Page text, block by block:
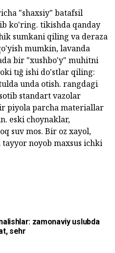
"shaxsiy" batafsil
ko'ring. tikishda qanday
sumkani qiling va deraza
mumkin, lavanda
bir "xushbo'y" muhitni
tığ ishi do'stlar qiling:
unda otish. rangdagi
standart vazolar
piyola parcha materiallar
eski choynaklar,
suv mos. Bir oz xayol,
noyob maxsus ichki
zamonaviy uslubda
sehr